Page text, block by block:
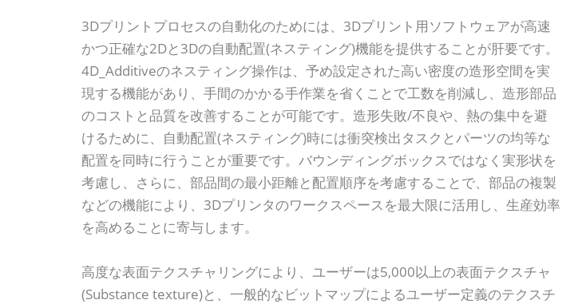
3Dプリントプロセスの自動化のためには、3Dプリント用ソフトウェアが高速
かつ正確な2Dと3Dの自動配置(ネスティング)機能を提供することが肝要です。
4D_Additiveのネスティング操作は、予め設定された高い密度の造形空間を実
現する機能があり、手間のかかる手作業を省くことで工数を削減し、造形部品
のコストと品質を改善することが可能です。造形失敗/不良や、熱の集中を避
けるために、自動配置(ネスティング)時には衝突検出タスクとパーツの均等な
配置を同時に行うことが重要です。バウンディングボックスではなく実形状を
考慮し、さらに、部品間の最小距離と配置順序を考慮することで、部品の複製
などの機能により、3Dプリンタのワークスペースを最大限に活用し、生産効率
を高めることに寄与します。
高度な表面テクスチャリングにより、ユーザーは5,000以上の表面テクスチャ
(Substance texture)と、一般的なビットマップによるユーザー定義のテクスチ